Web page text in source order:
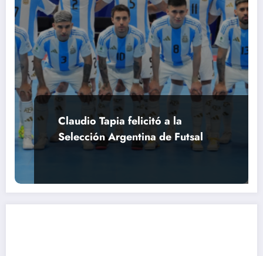
Claudio Tapia felicitó a la
Selección Argentina de Futsal